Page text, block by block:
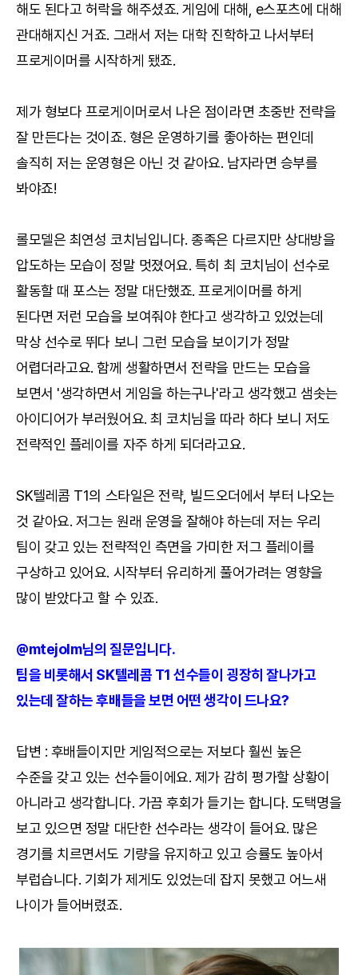
해도 된다고 허락을 해주셨죠. 게임에 대해, e스포츠에 대해
관대해지신 거죠. 그래서 저는 대학 진학하고 나서부터
프로게이머를 시작하게 됐죠.
제가 형보다 프로게이머로서 나은 점이라면 초중반 전략을
잘 만든다는 것이죠. 형은 운영하기를 좋아하는 편인데
솔직히 저는 운영형은 아닌 것 같아요. 남자라면 승부를
봐야죠!
롤모델은 최연성 코치님입니다. 종족은 다르지만 상대방을
압도하는 모습이 정말 멋졌어요. 특히 최 코치님이 선수로
활동할 때 포스는 정말 대단했죠. 프로게이머를 하게
된다면 저런 모습을 보여줘야 한다고 생각하고 있었는데
막상 선수로 뛰다 보니 그런 모습을 보이기가 정말
어렵더라고요. 함께 생활하면서 전략을 만드는 모습을
보면서 '생각하면서 게임을 하는구나'라고 생각했고 샘솟는
아이디어가 부러웠어요. 최 코치님을 따라 하다 보니 저도
전략적인 플레이를 자주 하게 되더라고요.
SK텔레콤 T1의 스타일은 전략, 빌드오더에서 부터 나오는
것 같아요. 저그는 원래 운영을 잘해야 하는데 저는 우리
팀이 갖고 있는 전략적인 측면을 가미한 저그 플레이를
구상하고 있어요. 시작부터 유리하게 풀어가려는 영향을
많이 받았다고 할 수 있죠.
@mtejolm님의 질문입니다.
팀을 비롯해서 SK텔레콤 T1 선수들이 굉장히 잘나가고
있는데 잘하는 후배들을 보면 어떤 생각이 드나요?
답변 : 후배들이지만 게임적으로는 저보다 훨씬 높은
수준을 갖고 있는 선수들이에요. 제가 감히 평가할 상황이
아니라고 생각합니다. 가끔 후회가 들기는 합니다. 도택명을
보고 있으면 정말 대단한 선수라는 생각이 들어요. 많은
경기를 치르면서도 기량을 유지하고 있고 승률도 높아서
부럽습니다. 기회가 제게도 있었는데 잡지 못했고 어느새
나이가 들어버렸죠.